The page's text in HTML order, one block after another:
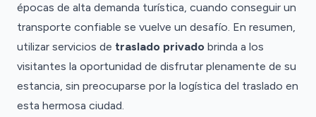
épocas de alta demanda turística, cuando conseguir un
transporte confiable se vuelve un desafío. En resumen,
utilizar servicios de traslado privado brinda a los
visitantes la oportunidad de disfrutar plenamente de su
estancia, sin preocuparse por la logística del traslado en
esta hermosa ciudad.